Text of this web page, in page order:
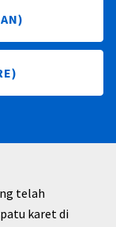
telah
karet di